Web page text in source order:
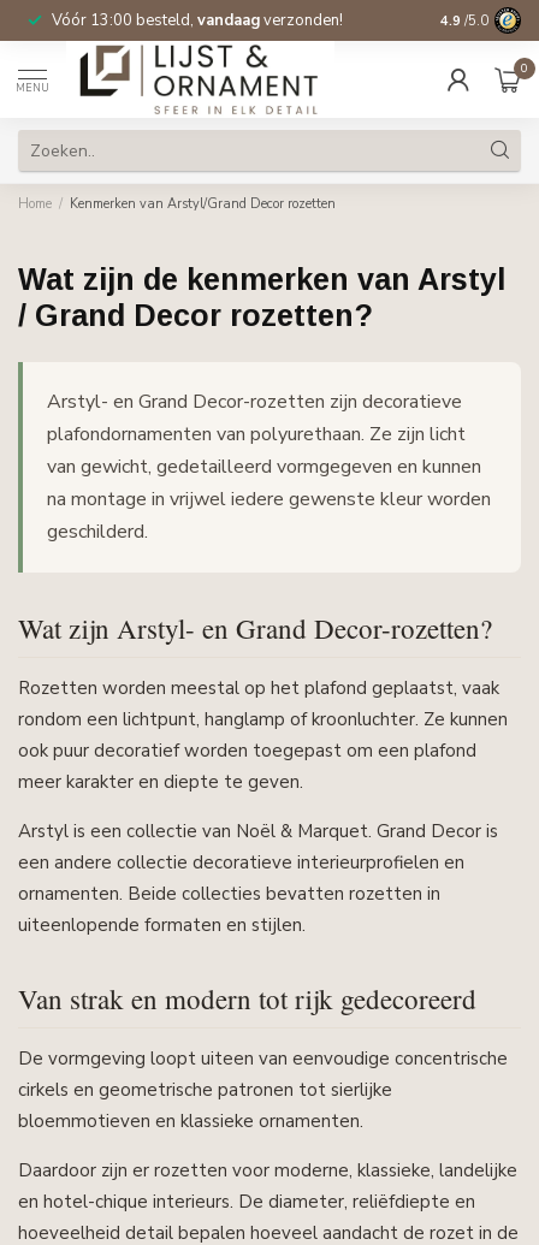
Vóór 13:00 besteld, vandaagverzonden! Gratis
4.9 /5.0
MENU
0
Home / Kenmerken van Arstyl/Grand Decor rozetten
Wat zijn de kenmerken van Arstyl
/ Grand Decor rozetten?
Arstyl- en Grand Decor-rozetten zijn decoratieve
plafondornamenten van polyurethaan. Ze zijn licht
van gewicht, gedetailleerd vormgegeven en kunnen
na montage in vrijwel iedere gewenste kleur worden
geschilderd.
Wat zijn Arstyl- en Grand Decor-rozetten?
Rozetten worden meestal op het plafond geplaatst, vaak
rondom een lichtpunt, hanglamp of kroonluchter. Ze kunnen
ook puur decoratief worden toegepast om een plafond
meer karakter en diepte te geven.
Arstyl is een collectie van Noël & Marquet. Grand Decor is
een andere collectie decoratieve interieurprofielen en
ornamenten. Beide collecties bevatten rozetten in
uiteenlopende formaten en stijlen.
Van strak en modern tot rijk gedecoreerd
De vormgeving loopt uiteen van eenvoudige concentrische
cirkels en geometrische patronen tot sierlijke
bloemmotieven en klassieke ornamenten.
Daardoor zijn er rozetten voor moderne, klassieke, landelijke
en hotel-chique interieurs. De diameter, reliëfdiepte en
hoeveelheid detail bepalen hoeveel aandacht de rozet in de